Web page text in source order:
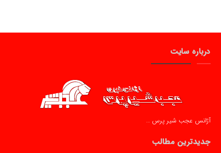
درباره سایت
آژانس عجب شیر پرس …
جدیدترین مطالب